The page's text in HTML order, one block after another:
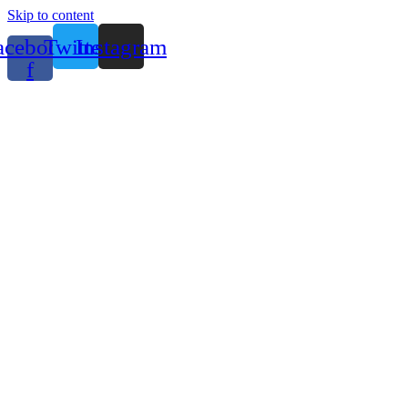
Skip to content
f
TwitterInstagram